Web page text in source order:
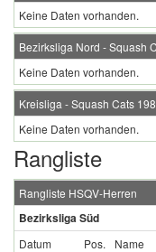
Keine Daten vorhanden.
Bezirksliga Nord - Squash
Keine Daten vorhanden.
Kreisliga - Squash Cats
Keine Daten vorhanden.
Rangliste
Rangliste HSQV-Herren
Bezirksliga Süd
Datum Pos. Name